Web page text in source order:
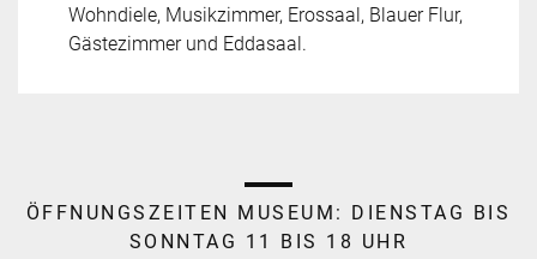
Wohndiele, Musikzimmer, Erossaal, Blauer Flur,
Gästezimmer und Eddasaal.
ÖFFNUNGSZEITEN MUSEUM: DIENSTAG BIS
SONNTAG 11 BIS 18 UHR